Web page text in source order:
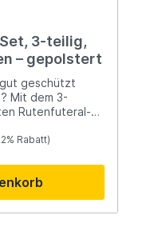
3-teilig,
– gepolstert
geschützt
Mit dem 3-
Rutenfuteral-
sind für
sicher auf den
intelligenten
Komfort und
sich ganz auf das
Rabatt)